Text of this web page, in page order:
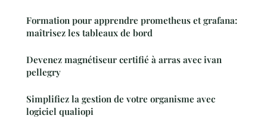
Formation pour apprendre prometheus et grafana:
maîtrisez les tableaux de bord
Devenez magnétiseur certifié à arras avec ivan
pellegry
Simplifiez la gestion de votre organisme avec
logiciel qualiopi